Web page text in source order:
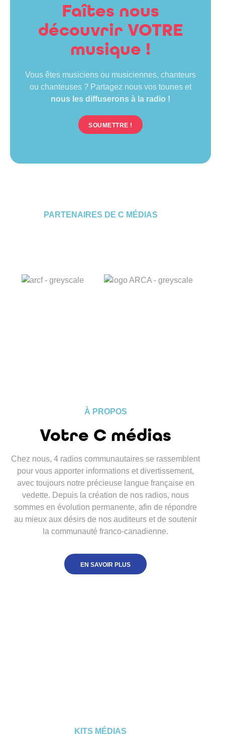
Faîtes nous
découvrir VOTRE
musique !
Vous êtes musiciens ou musiciennes, chanteurs
ou chanteuses ? Partagez nous vos tounes et
nous les diffuserons à la radio !
SOUMETTRE !
PARTENAIRES DE C MÉDIAS
À PROPOS
Votre C médias
Chez nous, 4 radios communautaires se rassemblent
pour vous apporter informations et divertissement,
avec toujours notre précieuse langue française en
vedette. Depuis la création de nos radios, nous
sommes en évolution permanente, afin de répondre
au mieux aux désirs de nos auditeurs et de soutenir
la communauté franco-canadienne.
EN SAVOIR PLUS
KITS MÉDIAS